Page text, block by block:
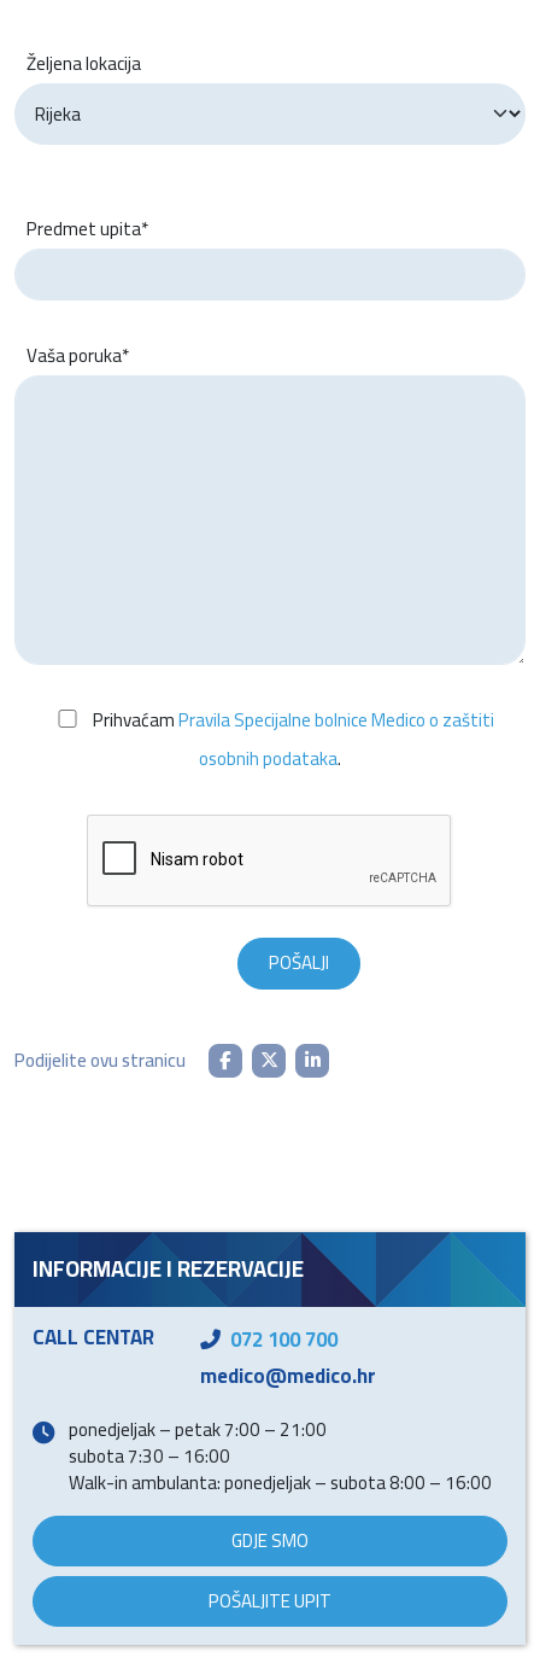
Željena lokacija
Predmet upita*
Vaša poruka*
PrihvaćamPravila Specijalne bolnice Medico o zaštiti
osobnih podataka.
Podijelite ovu stranicu
INFORMACIJE I REZERVACIJE
CALL CENTAR
072 100 700
medico@medico.hr
ponedjeljak – petak 7:00 – 21:00
subota 7:30 – 16:00
Walk-in ambulanta: ponedjeljak – subota 8:00 – 16:00
GDJE SMO
POŠALJITE UPIT